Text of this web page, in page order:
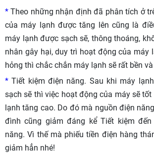
* Theo những nhận định đã phân tích ở
của máy lạnh được tăng lên cũng là
máy lạnh được sạch sẽ, thông thoáng,
nhân gây hại, duy trì hoạt động của máy
hỏng thì chắc chắn máy lạnh sẽ rất bền
* Tiết kiệm điện năng. Sau khi máy
sạch sẽ thì việc hoạt động của máy sẽ tốt
lạnh tăng cao. Do đó mà nguồn điện
đình cũng giảm đáng kể Tiết kiệm
năng. Vì thế mà phiếu tiền điện hàng
giảm hẳn nhé!